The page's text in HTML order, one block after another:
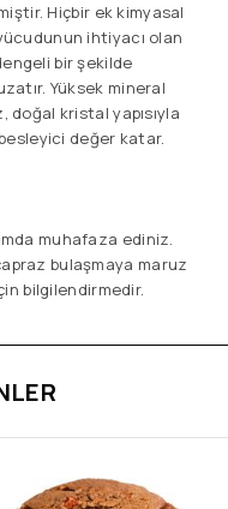
Hiçbir ek kimyasal
ihtiyacı olan
bir şekilde
Yüksek mineral
kristal yapısıyla
değer katar.
muhafaza ediniz.
bulaşmaya maruz
bilgilendirmedir.